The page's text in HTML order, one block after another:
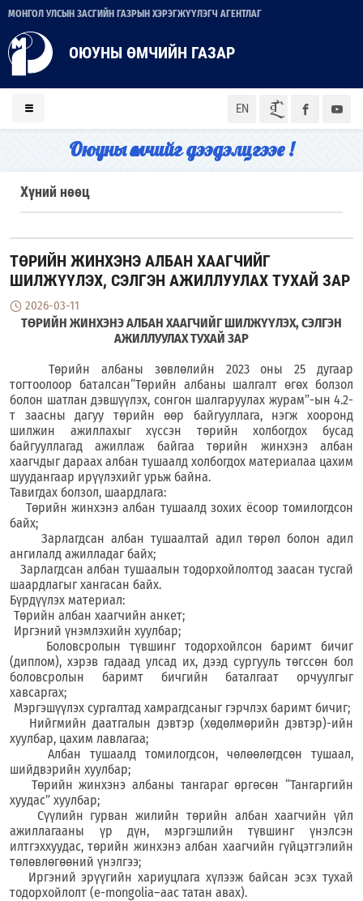
МОНГОЛ УЛСЫН ЗАСГИЙН ГАЗРЫН ХЭРЭГЖҮҮЛЭГЧ АГЕНТЛАГ
ОЮУНЫ ӨМЧИЙН ГАЗАР
EN ᠮᠣᠨ
Оюуны өмчийг дээдэлцгээе !
Хүний нөөц
ТӨРИЙН ЖИНХЭНЭ АЛБАН ХААГЧИЙГ
ШИЛЖҮҮЛЭХ, СЭЛГЭН АЖИЛЛУУЛАХ ТУХАЙ ЗАР
2026-03-11
ТӨРИЙН ЖИНХЭНЭ АЛБАН ХААГЧИЙГ ШИЛЖҮҮЛЭХ, СЭЛГЭН
АЖИЛЛУУЛАХ ТУХАЙ ЗАР
Төрийн албаны зөвлөлийн 2023 оны 25 дугаар
тогтоолоор баталсан“Төрийн албаны шалгалт өгөх болзол
болон шатлан дэвшүүлэх, сонгон шалгаруулах журам”-ын 4.2-
т заасны дагуу төрийн өөр байгууллага, нэгж хооронд
шилжин ажиллахыг хүссэн төрийн холбогдох бусад
байгууллагад ажиллаж байгаа төрийн жинхэнэ албан
хаагчдыг дараах албан тушаалд холбогдох материалаа цахим
шуудангаар ирүүлэхийг урьж байна.
Тавигдах болзол, шаардлага:
Төрийн жинхэнэ албан тушаалд зохих ёсоор томилогдсон
байх;
Зарлагдсан албан тушаалтай адил төрөл болон адил
ангилалд ажилладаг байх;
Зарлагдсан албан тушаалын тодорхойлолтод заасан тусгай
шаардлагыг хангасан байх.
Бүрдүүлэх материал:
Төрийн албан хаагчийн анкет;
Иргэний үнэмлэхийн хуулбар;
Боловсролын түвшинг тодорхойлсон баримт бичиг
(диплом), хэрэв гадаад улсад их, дээд сургууль төгссөн бол
боловсролын баримт бичгийн баталгаат орчуулгыг
хавсаргах;
Мэргэшүүлэх сургалтад хамрагдсаныг гэрчлэх баримт бичиг;
Нийгмийн даатгалын дэвтэр (хөдөлмөрийн дэвтэр)-ийн
хуулбар, цахим лавлагаа;
Албан тушаалд томилогдсон, чөлөөлөгдсөн тушаал,
шийдвэрийн хуулбар;
Төрийн жинхэнэ албаны тангараг өргөсөн “Тангаргийн
хуудас” хуулбар;
Сүүлийн гурван жилийн төрийн албан хаагчийн үйл
ажиллагааны үр дүн, мэргэшлийн түвшинг үнэлсэн
илтгэххуудас, төрийн жинхэнэ албан хаагчийн гүйцэтгэлийн
төлөвлөгөөний үнэлгээ;
Иргэний эрүүгийн хариуцлага хүлээж байсан эсэх тухай
тодорхойлолт (e-mongolia–аас татан авах).